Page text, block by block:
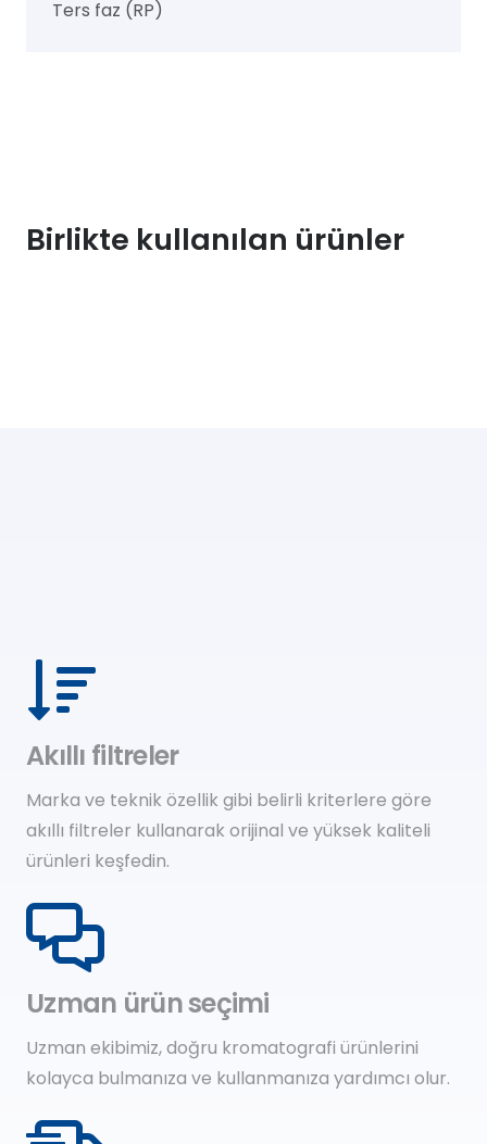
Ters faz (RP)
Birlikte kullanılan ürünler
Akıllı filtreler
Marka ve teknik özellik gibi belirli kriterlere göre
akıllı filtreler kullanarak orijinal ve yüksek kaliteli
ürünleri keşfedin.
Uzman ürün seçimi
Uzman ekibimiz, doğru kromatografi ürünlerini
kolayca bulmanıza ve kullanmanıza yardımcı olur.